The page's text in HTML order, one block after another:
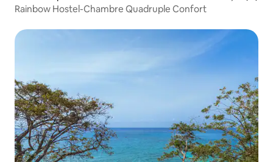
Rainbow Hostel-Chambre Quadruple Confort